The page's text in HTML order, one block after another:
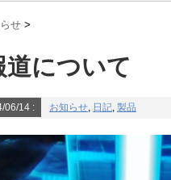
せ >
道について
06/14 : お知らせ, 日記, 製品